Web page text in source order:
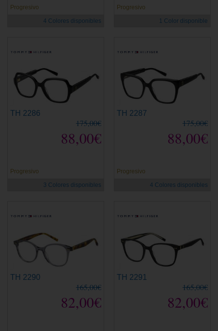
Progresivo
4 Colores disponibles
Progresivo
1 Color disponible
TH 2286
175,00€
88,00€
Progresivo
3 Colores disponibles
TH 2287
175,00€
88,00€
Progresivo
4 Colores disponibles
TH 2290
165,00€
82,00€
TH 2291
165,00€
82,00€